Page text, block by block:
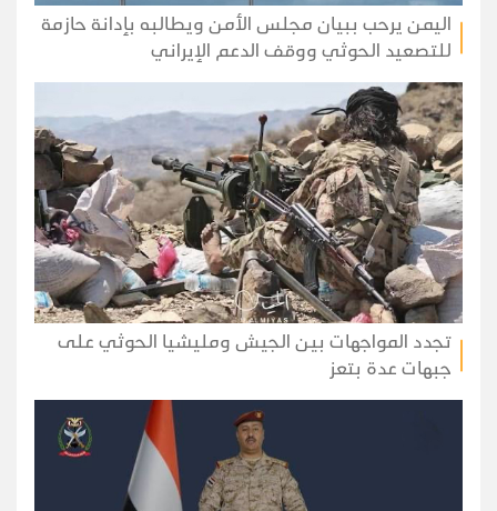
اليمن يرحب ببيان مجلس الأمن ويطالبه بإدانة حازمة
للتصعيد الحوثي ووقف الدعم الإيراني
تجدد المواجهات بين الجيش ومليشيا الحوثي على
جبهات عدة بتعز